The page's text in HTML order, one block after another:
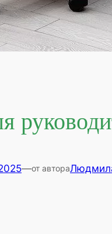
—от автора